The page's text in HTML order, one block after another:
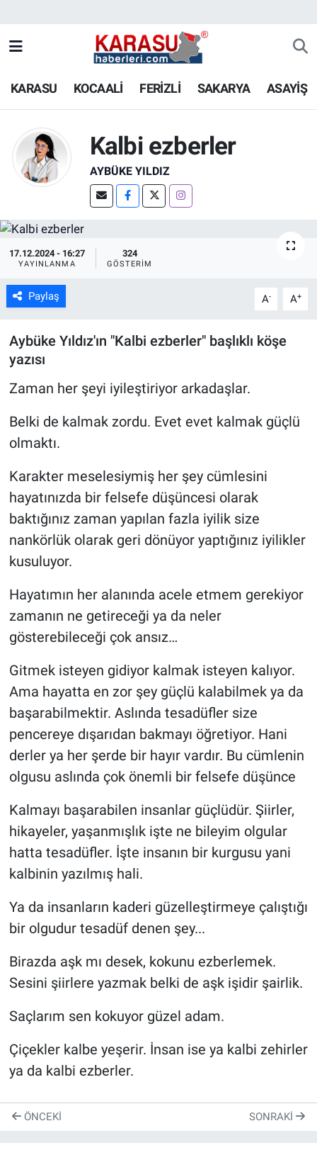
KARASU KOCAALİ FERİZLİ SAKARYA ASAYİŞ
Kalbi ezberler
AYBÜKE YILDIZ
17.12.2024 - 16:27
YAYINLANMA
324
GÖSTERIM
Paylaş A- A+
Aybüke Yıldız'ın "Kalbi ezberler" başlıklı köşe
yazısı
Zaman her şeyi iyileştiriyor arkadaşlar.
Belki de kalmak zordu. Evet evet kalmak güçlü
olmaktı.
Karakter meselesiymiş her şey cümlesini
hayatınızda bir felsefe düşüncesi olarak
baktığınız zaman yapılan fazla iyilik size
nankörlük olarak geri dönüyor yaptığınız iyilikler
kusuluyor.
Hayatımın her alanında acele etmem gerekiyor
zamanın ne getireceği ya da neler
gösterebileceği çok ansız…
Gitmek isteyen gidiyor kalmak isteyen kalıyor.
Ama hayatta en zor şey güçlü kalabilmek ya da
başarabilmektir. Aslında tesadüfler size
pencereye dışarıdan bakmayı öğretiyor. Hani
derler ya her şerde bir hayır vardır. Bu cümlenin
olgusu aslında çok önemli bir felsefe düşünce
Kalmayı başarabilen insanlar güçlüdür. Şiirler,
hikayeler, yaşanmışlık işte ne bileyim olgular
hatta tesadüfler. İşte insanın bir kurgusu yani
kalbinin yazılmış hali.
Ya da insanların kaderi güzelleştirmeye çalıştığı
bir olgudur tesadüf denen şey...
Birazda aşk mı desek, kokunu ezberlemek.
Sesini şiirlere yazmak belki de aşk işidir şairlik.
Saçlarım sen kokuyor güzel adam.
Çiçekler kalbe yeşerir. İnsan ise ya kalbi zehirler
ya da kalbi ezberler.
ÖNCEKI SONRAKI